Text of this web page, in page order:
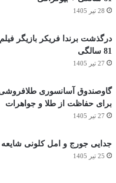
28 تیر 1405
درگذشت برندا فریکر بازیگر فیلم
81 سالگی
27 تیر 1405
گاوصندوق آسانسوری
برای حفاظت از طلا و جواهرات
27 تیر 1405
جدایی جورج و امل کلونی
25 تیر 1405